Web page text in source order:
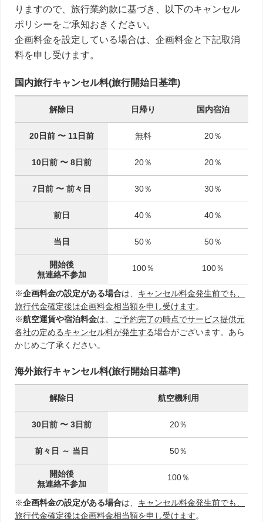
りますので、旅行業約款に基づき、以下のキャンセル
ポリシーをご承知おきください。
企画料金を設定している場合は、企画料金と下記取消
料を申し受けます。
国内旅行キャンセル料(旅行開始日基準)
解除日
20日前〜11日前
10日前〜8日前
7日前〜前々日
前日
当日
開始後
無連絡不参加
日帰り
無料
20％
30％
40％
50％
100％
国内宿泊
20％
20％
30％
40％
50％
100％
※企画料金の設定がある場合は、 キャンセル料金発生前でも、
旅行代金確定後は企画料金相当額を申し受けます。
※航空運賃や宿泊料金は、
ご予約完了の時点でサービス提供元
各社の定めるキャンセル料が発生する場合がございます。あら
かじめご了承ください。
海外旅行キャンセル料(旅行開始日基準)
解除日
30日前〜3日前
前々日 ～ 当日
開始後
無連絡不参加
航空機利用
20％
50％
100％
※企画料金の設定がある場合は、 キャンセル料金発生前でも、
旅行代金確定後は企画料金相当額を申し受けます。